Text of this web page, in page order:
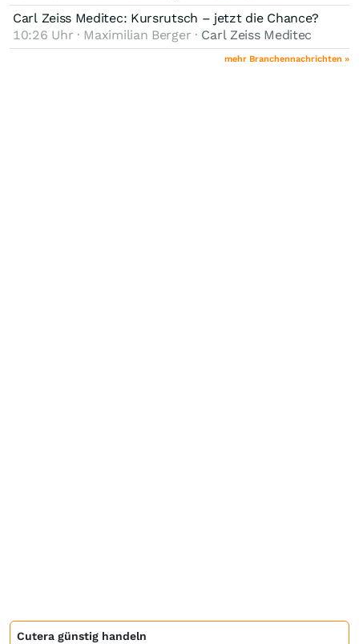
Carl Zeiss Meditec: Kursrutsch – jetzt die Chance?
10:26 Uhr · Maximilian Berger · Carl Zeiss Meditec
mehr Branchennachrichten »
Cutera günstig handeln